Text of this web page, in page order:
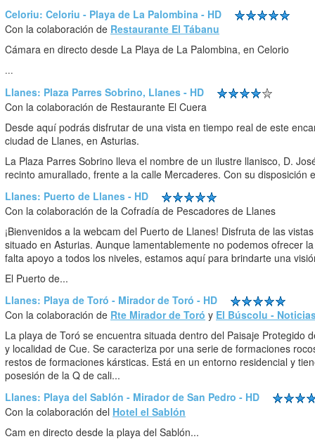
Celoriu: Celoriu - Playa de La Palombina - HD
Con la colaboración de Restaurante El Tábanu
Cámara en directo desde La Playa de La Palombina, en Celorio
...
Llanes: Plaza Parres Sobrino, Llanes - HD
Con la colaboración de Restaurante El Cuera
Desde aquí podrás disfrutar de una vista en tiempo real de este
ciudad de Llanes, en Asturias.
La Plaza Parres Sobrino lleva el nombre de un ilustre llanisco, D.
recinto amurallado, frente a la calle Mercaderes. Con su disposición
Llanes: Puerto de Llanes - HD
Con la colaboración de la Cofradía de Pescadores de Llanes
¡Bienvenidos a la webcam del Puerto de Llanes! Disfruta de las
situado en Asturias. Aunque lamentablemente no podemos ofrecer
falta apoyo a todos los niveles, estamos aquí para brindarte una
El Puerto de...
Llanes: Playa de Toró - Mirador de Toró - HD
Con la colaboración de Rte Mirador de Toró y El Búscolu -
La playa de Toró se encuentra situada dentro del Paisaje Protegido
y localidad de Cue. Se caracteriza por una serie de formaciones
restos de formaciones kársticas. Está en un entorno residencial y
posesión de la Q de cali...
Llanes: Playa del Sablón - Mirador de San Pedro - HD
Con la colaboración del Hotel el Sablón
Cam en directo desde la playa del Sablón...